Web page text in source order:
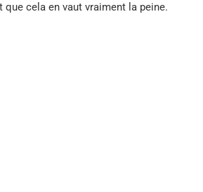
que cela en vaut vraiment la peine.